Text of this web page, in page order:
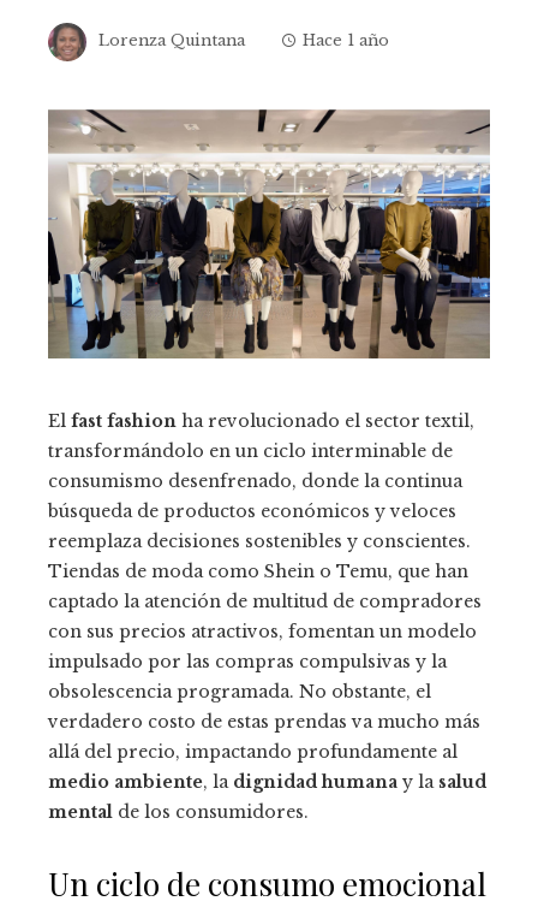
Lorenza Quintana Hace 1 año
El fast fashion ha revolucionado el sector textil,
transformándolo en un ciclo interminable de
consumismo desenfrenado, donde la continua
búsqueda de productos económicos y veloces
reemplaza decisiones sostenibles y conscientes.
Tiendas de moda como Shein o Temu, que han
captado la atención de multitud de compradores
con sus precios atractivos, fomentan un modelo
impulsado por las compras compulsivas y la
obsolescencia programada. No obstante, el
verdadero costo de estas prendas va mucho más
allá del precio, impactando profundamente al
medio ambiente, la dignidad humana y la salud
mental de los consumidores.
Un ciclo de consumo emocional